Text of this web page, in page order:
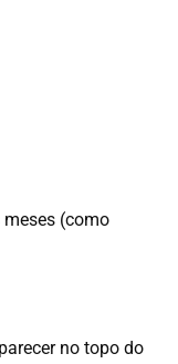
(como
no topo do